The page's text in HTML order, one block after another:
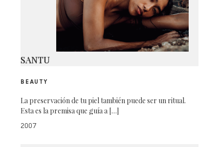
SANTU
BEAUTY
La preservación de tu piel también puede ser un ritual.
Esta es la premisa que guía a […]
2007